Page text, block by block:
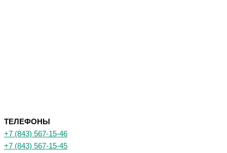
ТЕЛЕФОНЫ
+7 (843) 567-15-46
+7 (843) 567-15-45